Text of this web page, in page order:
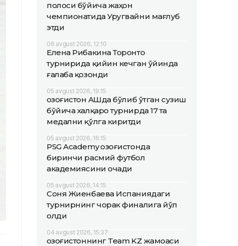
полоси бўйича жаҳон
чемпионатида Уругвайни мағлуб
этди
06 avgust 2026, 12:10
Елена Рибакина Торонто
турнирида қийин кечган ўйинда
ғалаба қозонди
05 avgust 2026, 19:15
Қозоғистон АҚШда бўлиб ўтган сузиш
бўйича халқаро турнирда 17 та
медални қўлга киритди
05 avgust 2026, 16:15
PSG Academy Қозоғистонда
биринчи расмий футбол
академиясини очади
05 avgust 2026, 14:15
Соня Жиенбаева Испаниядаги
турнирнинг чорак финалига йўл
олди
04 avgust 2026, 15:37
Қозоғистоннинг Team KZ жамоаси